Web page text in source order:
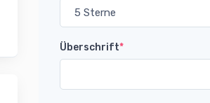
Überschrift*